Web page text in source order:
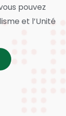
pouvez
et l’Unité